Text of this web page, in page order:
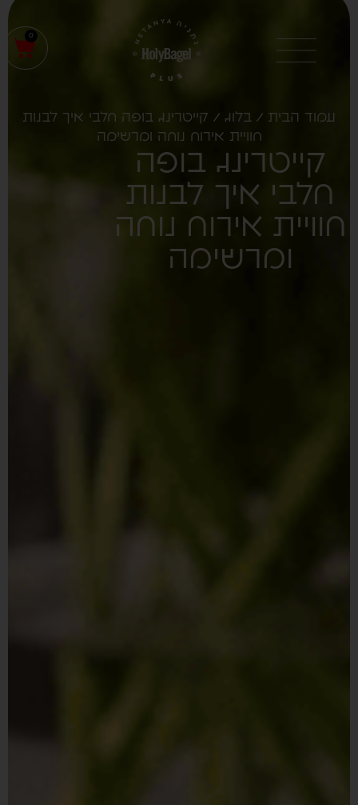
0
עמוד הבית/ בלוג/ קייטרינג בופה חלבי איך לבנות
חוויית אירוח נוחה ומרשימה
קייטרינג בופה
חלבי איך לבנות
אירוח נוחה
ומרשימה